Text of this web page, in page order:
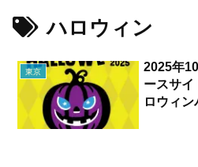
ハロウィン
東京
2025年
ースサイ
ロウィ